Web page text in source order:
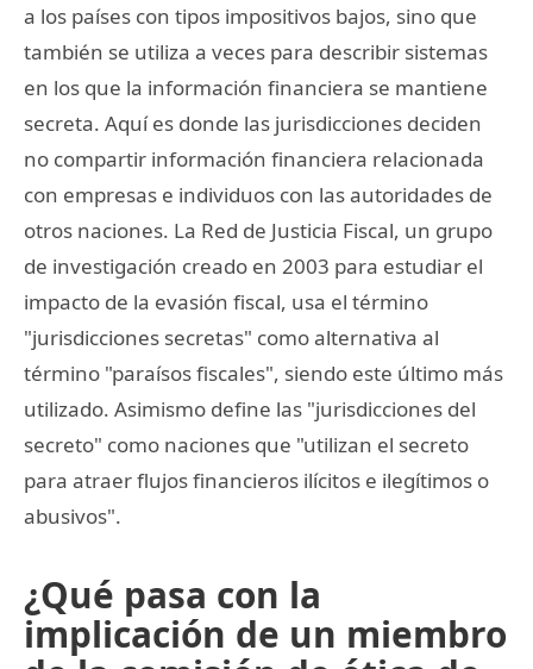
a los países con tipos impositivos bajos, sino que
también se utiliza a veces para describir sistemas
en los que la información financiera se mantiene
secreta. Aquí es donde las jurisdicciones deciden
no compartir información financiera relacionada
con empresas e individuos con las autoridades de
otros naciones. La Red de Justicia Fiscal, un grupo
de investigación creado en 2003 para estudiar el
impacto de la evasión fiscal, usa el término
"jurisdicciones secretas" como alternativa al
término "paraísos fiscales", siendo este último más
utilizado. Asimismo define las "jurisdicciones del
secreto" como naciones que "utilizan el secreto
para atraer flujos financieros ilícitos e ilegítimos o
abusivos".
¿Qué pasa con la
implicación de un miembro